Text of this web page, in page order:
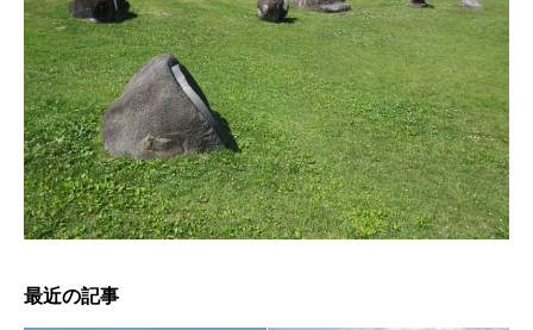
【受付終了】2026大会同日開催！小学生対象キッズ・ラ
ン大会
最近の記事